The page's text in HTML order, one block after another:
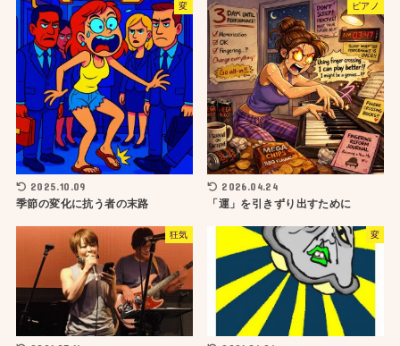
変
2025.10.09
季節の変化に抗う者の末路
ピアノ
2026.04.24
「運」を引きずり出すために
狂気 変